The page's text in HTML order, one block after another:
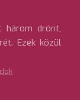
drónt,
Ezek közül